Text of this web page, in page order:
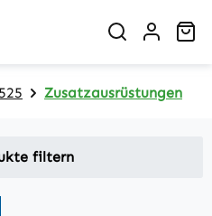
Zusatzausrüstungen
filtern